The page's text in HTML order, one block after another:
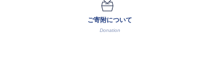
ご寄附について
Donation